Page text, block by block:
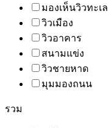
มองเห็นวิวทะเล
วิวเมือง
วิวอาคาร
สนามแข่ง
วิวชายหาด
มุมมองถนน
รวม